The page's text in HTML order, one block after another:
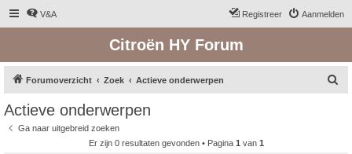
V&A Aanmelden
Registreer
Citroën HY Forum
Forumoverzicht Zoek Actieve onderwerpen
Actieve onderwerpen
Ga naar uitgebreid zoeken
Er zijn 0 resultaten gevonden • Pagina 1 van 1